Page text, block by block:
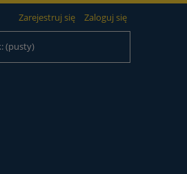
Zarejestruj się Zaloguj się
(pusty)